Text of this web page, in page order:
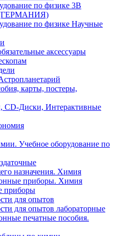
по физике 3B
(ГЕРМАНИЯ)
по физике Научные
аксессуары
карты, постеры,
Диски, Интерактивные
Учебное оборудование по
назначения. Химия
приборы. Химия
приборы
для опытов
для опытов лабораторные
печатные пособия.